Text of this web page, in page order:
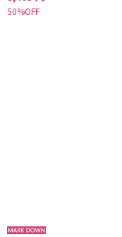
50%OFF